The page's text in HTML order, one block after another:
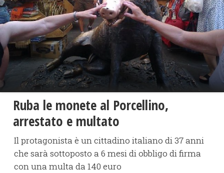
​Ruba le monete al Porcellino,
arrestato e multato
Il protagonista è un cittadino italiano di 37 anni
che sarà sottoposto a 6 mesi di obbligo di firma
con una multa da 140 euro